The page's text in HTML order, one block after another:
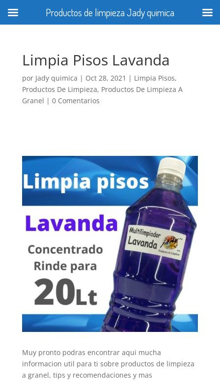
Limpia Pisos Lavanda
por Jady quimica | Oct 28, 2021 | Limpia Pisos,
Productos De Limpieza, Productos De Limpieza A
Granel | 0 Comentarios
Muy pronto podras encontrar aqui mucha
informacion util para ti sobre productos de limpieza
a granel, tips y recomendaciones y mas
Productos de limpieza Jady quimica